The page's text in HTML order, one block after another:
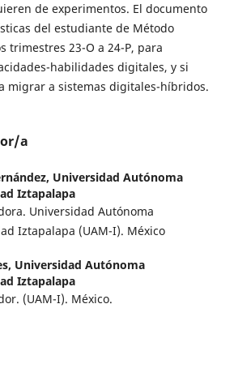
de experimentos. El documento
del estudiante de Método
trimestres 23-O a 24-P, para
habilidades digitales, y si
migrar a sistemas digitales-híbridos.
a
Universidad Autónoma
Iztapalapa
Universidad Autónoma
Iztapalapa (UAM-I). México
Universidad Autónoma
Iztapalapa
(UAM-I). México.